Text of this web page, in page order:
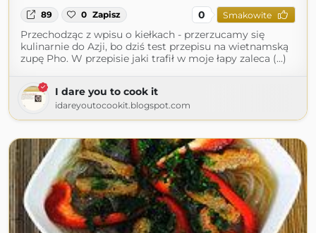
89 0 Zapisz 0 Smakowite
Przechodząc z wpisu o kiełkach - przerzucamy się
kulinarnie do Azji, bo dziś test przepisu na wietnamską
zupę Pho. W przepisie jaki trafił w moje łapy zaleca (...)
I dare you to cook it
idareyoutocookit.blogspot.com